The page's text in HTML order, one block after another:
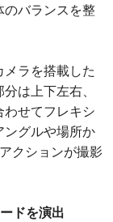
バランスを整
ラを搭載した
は上下左右、
せてフレキシ
ングルや場所か
クションが撮影
ドを演出